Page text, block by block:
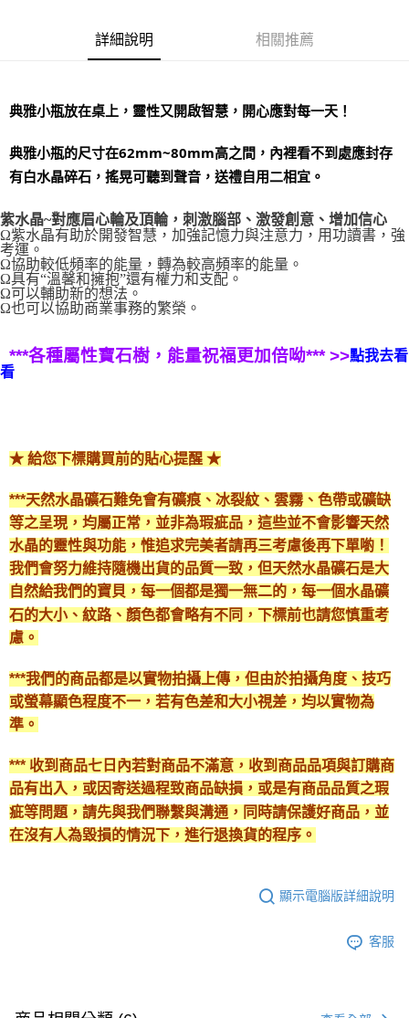
7-11取貨付款
賣家宅配幫您送（台灣）
郵局幫你送（離島）
每筆NT$80，滿NT$3,000(含以上)免運費
付款後門市自取
免運費
詳細說明 相關推薦
典雅小瓶放在桌上，靈性又開啟智慧，開心應對每一天！
典雅小瓶的尺寸在62mm~80mm高之間，內裡看不到處應封存
有白水晶碎石，搖晃可聽到聲音，送禮自用二相宜。
紫水晶~對應眉心輪及頂輪，刺激腦部、激發創意、增加信心
Ω紫水晶有助於開發智慧，加強記憶力與注意力，用功讀書，強
考運。
Ω協助較低頻率的能量，轉為較高頻率的能量。
Ω具有“溫馨和擁抱”還有權力和支配。
Ω可以輔助新的想法。
Ω也可以協助商業事務的繁榮。
***各種屬性寶石樹，能量祝福更加倍呦*** >>點我去看
看
★ 給您下標購買前的貼心提醒 ★
***天然水晶礦石難免會有礦痕、冰裂紋、雲霧、色帶或礦缺
等之呈現，均屬正常，並非為瑕疵品，這些並不會影響天然
水晶的靈性與功能，惟追求完美者請再三考慮後再下單喲！
我們會努力維持隨機出貨的品質一致，但天然水晶礦石是大
自然給我們的寶貝，每一個都是獨一無二的，每一個水晶礦
石的大小、紋路、顏色都會略有不同，下標前也請您慎重考
慮。
***我們的商品都是以實物拍攝上傳，但由於拍攝角度、技巧
或螢幕顯色程度不一，若有色差和大小視差，均以實物為
準。
*** 收到商品七日內若對商品不滿意，收到商品品項與訂購商
品有出入，或因寄送過程致商品缺損，或是有商品品質之瑕
疵等問題，請先與我們聯繫與溝通，同時請保護好商品，並
在沒有人為毀損的情況下，進行退換貨的程序。
顯示電腦版詳細說明
客服